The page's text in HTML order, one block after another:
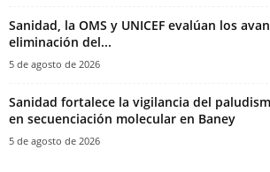
Sanidad, la OMS y UNICEF evalúan los
eliminación del...
5 de agosto de 2026
Sanidad fortalece la vigilancia del
en secuenciación molecular en Baney
5 de agosto de 2026